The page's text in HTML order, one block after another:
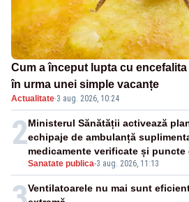
Cum a început lupta cu
în urma unei simple vacanțe
Actualitate·3 aug. 2026, 10:24
2
Sanatate publica-3 aug. 2026, 11:13
Ministerul Sănătății activează
echipaje de ambulanță
medicamente verificate și
publice
Ventilatoarele nu mai sunt